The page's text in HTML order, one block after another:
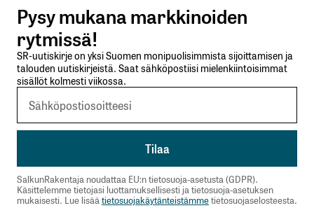
Lähetä kommentti
Pysy mukana markkinoiden
rytmissä!
SR-uutiskirje on yksi Suomen monipuolisimmista sijoittamisen ja
talouden uutiskirjeistä. Saat sähköpostiisi mielenkiintoisimmat
sisällöt kolmesti viikossa.
SalkunRakentaja noudattaa EU:n tietosuoja-asetusta (GDPR).
Käsittelemme tietojasi luottamuksellisesti ja tietosuoja-asetuksen
mukaisesti. Lue lisää tietosuojakäytänteistämmetietosuojaselosteesta.